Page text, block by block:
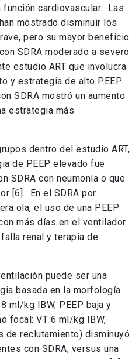
función cardiovascular. Las
mostrado disminuir los
pero su mayor beneficio
SDRA moderado a severo
estudio ART que involucra
y estrategia de alto PEEP
SDRA mostró un aumento
estrategia más
dentro del estudio ART,
de PEEP elevado fue
SDRA con neumonía o que
[6]. En el SDRA por
ola, el uso de una PEEP
más días en el ventilador
renal y terapia de
puede ser una
basada en la morfología
ml/kg IBW, PEEP baja y
focal: VT 6 ml/kg IBW,
de reclutamiento) disminuyó
con SDRA, versus una